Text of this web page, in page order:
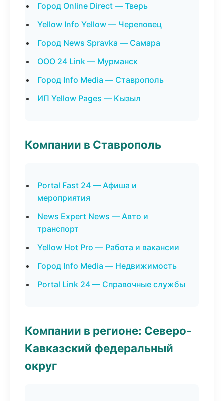
Город Online Direct — Тверь
Yellow Info Yellow — Череповец
Город News Spravka — Самара
ООО 24 Link — Мурманск
Город Info Media — Ставрополь
ИП Yellow Pages — Кызыл
Компании в Ставрополь
Portal Fast 24 — Афиша и
мероприятия
News Expert News — Авто и
транспорт
Yellow Hot Pro — Работа и вакансии
Город Info Media — Недвижимость
Portal Link 24 — Справочные службы
Компании в регионе: Северо-
Кавказский федеральный
округ